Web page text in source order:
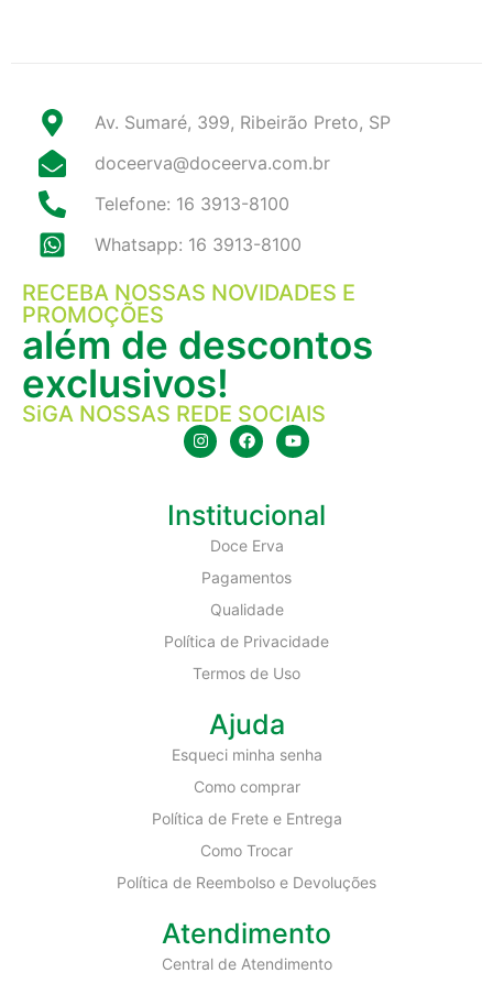
Av. Sumaré, 399, Ribeirão Preto, SP
doceerva@doceerva.com.br
Telefone: 16 3913-8100
Whatsapp: 16 3913-8100
RECEBA NOSSAS NOVIDADES E
PROMOÇÕES
além de descontos
exclusivos!
SiGA NOSSAS REDE SOCIAIS
Institucional
Doce Erva
Pagamentos
Qualidade
Política de Privacidade
Termos de Uso
Ajuda
Esqueci minha senha
Como comprar
Política de Frete e Entrega
Como Trocar
Política de Reembolso e Devoluções
Atendimento
Central de Atendimento